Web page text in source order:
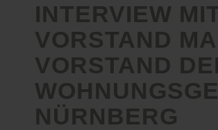
INTERVIEW
VORSTAND
VORSTAND
NÜRNBERG